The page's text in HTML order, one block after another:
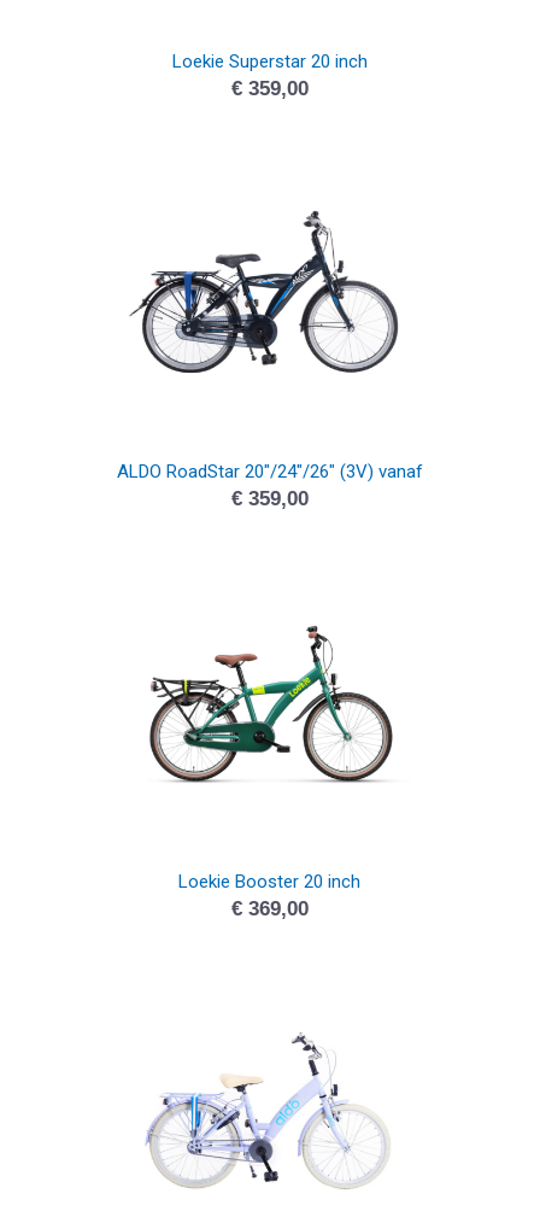
Loekie Superstar 20 inch
€359,00
ALDO RoadStar 20″/24″/26″ (3V) vanaf
€359,00
Loekie Booster 20 inch
€369,00